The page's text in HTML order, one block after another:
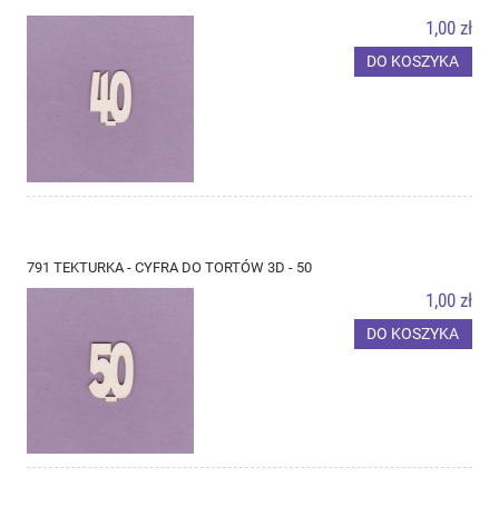
1,00 zł
DO KOSZYKA
791 TEKTURKA - CYFRA DO TORTÓW 3D - 50
1,00 zł
DO KOSZYKA